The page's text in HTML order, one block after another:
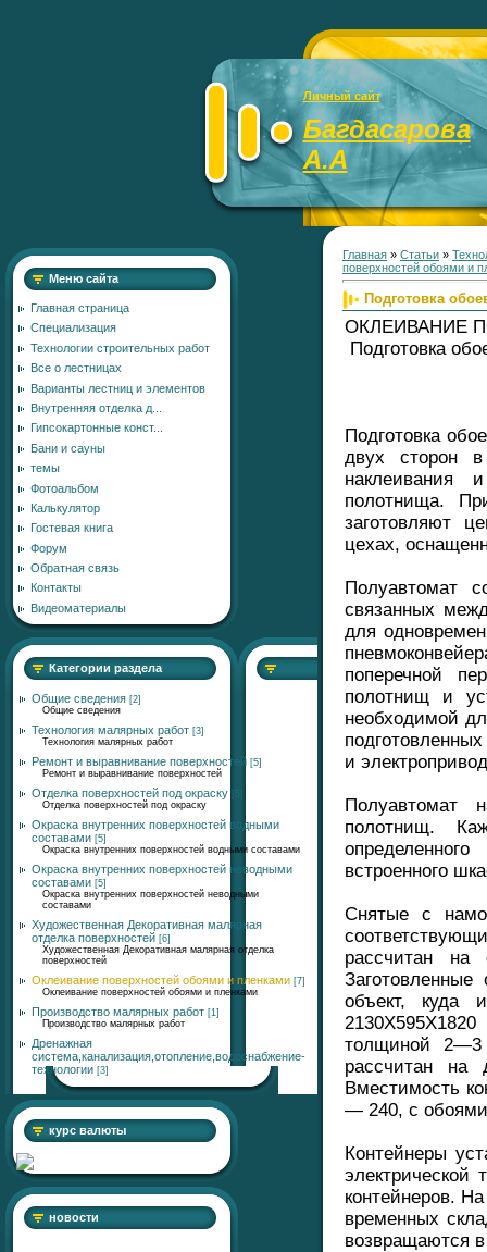
Личный сайт
Багдасарова
А.А
Меню сайта
Главная страница
Специализация
Технологии строительных работ
Все о лестницах
Варианты лестниц и элементов
Внутренняя отделка д...
Гипсокартонные конст...
Бани и сауны
темы
Фотоальбом
Калькулятор
Гостевая книга
Форум
Обратная связь
Контакты
Видеоматериалы
Категории раздела
Общие сведения [2]
Общие сведения
Технология малярных работ [3]
Технология малярных работ
Ремонт и выравнивание поверхностей [5]
Ремонт и выравнивание поверхностей
Отделка поверхностей под окраску
Отделка поверхностей под окраску
Окраска внутренних поверхностей водными
составами [5]
Окраска внутренних поверхностей водными составами
Окраска внутренних поверхностей неводными
составами [5]
Окраска внутренних поверхностей неводными
составами
Художественная Декоративная малярная
отделка поверхностей [6]
Художественная Декоративная малярная отделка
поверхностей
Оклеивание поверхностей обоями и пленками [7]
Оклеивание поверхностей обоями и пленками
Производство малярных работ [1]
Производство малярных работ
Дренажная
система,канализация,отопление,водоснабжение-
технологии [3]
курс валюты
новости
Главная » Статьи »
поверхностей обоями и
Подготовка
ОКЛЕИВАНИЕ
Подготовка
Подготовка
двух сторон
наклеивания
полотнища.
заготовляют
цехах,
Полуавтомат
связанных
для
поперечной
полотнищ и
необходимой
и
Полуавтомат
полотнищ.
встроенного
Снятые с
рассчитан
объект, куда
толщиной 2—3
рассчитан на
Вместимость
— 240, с
Контейнеры
контейнеров.
временных
возвращаются